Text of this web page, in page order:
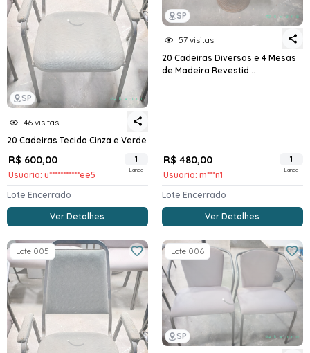
SP
46 visitas
20 Cadeiras Tecido Cinza e Verde
R$ 600,00
Usuario: u***********ee5
1
Lance
Lote Encerrado
Ver Detalhes
SP
57 visitas
20 Cadeiras Diversas e 4 Mesas
de Madeira Revestid...
R$ 480,00
Usuario: m***n1
1
Lance
Lote Encerrado
Ver Detalhes
Lote 005
SP
Lote 006